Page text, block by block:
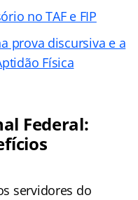
no TAF e FIP
prova discursiva e a
Física
Federal:
servidores do